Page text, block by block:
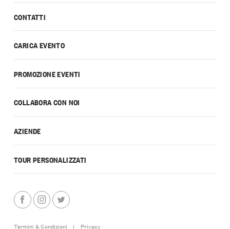
CONTATTI
CARICA EVENTO
PROMOZIONE EVENTI
COLLABORA CON NOI
AZIENDE
TOUR PERSONALIZZATI
Termini & Condizioni | Privacy